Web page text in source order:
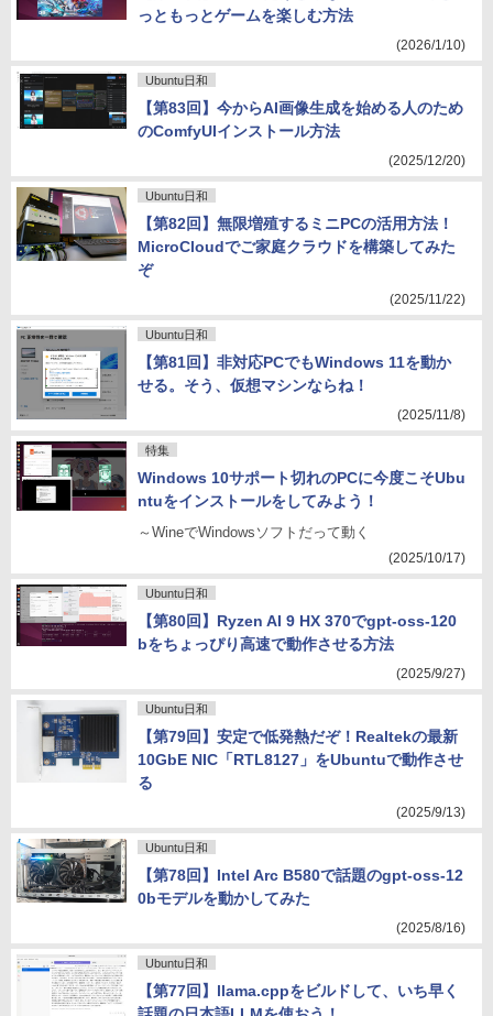
っともっとゲームを楽しむ方法
(2026/1/10)
Ubuntu日和
【第83回】今からAI画像生成を始める人のため
のComfyUIインストール方法
(2025/12/20)
Ubuntu日和
【第82回】無限増殖するミニPCの活用方法！
MicroCloudでご家庭クラウドを構築してみた
ぞ
(2025/11/22)
Ubuntu日和
【第81回】非対応PCでもWindows 11を動か
せる。そう、仮想マシンならね！
(2025/11/8)
特集
Windows 10サポート切れのPCに今度こそUbu
ntuをインストールをしてみよう！
～WineでWindowsソフトだって動く
(2025/10/17)
Ubuntu日和
【第80回】Ryzen AI 9 HX 370でgpt-oss-120
bをちょっぴり高速で動作させる方法
(2025/9/27)
Ubuntu日和
【第79回】安定で低発熱だぞ！Realtekの最新
10GbE NIC「RTL8127」をUbuntuで動作させ
る
(2025/9/13)
Ubuntu日和
【第78回】Intel Arc B580で話題のgpt-oss-12
0bモデルを動かしてみた
(2025/8/16)
Ubuntu日和
【第77回】llama.cppをビルドして、いち早く